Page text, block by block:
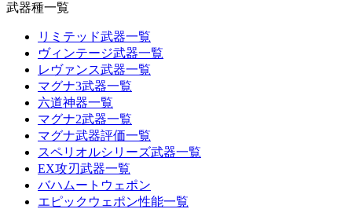
武器種一覧
リミテッド武器一覧
ヴィンテージ武器一覧
レヴァンス武器一覧
マグナ3武器一覧
六道神器一覧
マグナ2武器一覧
マグナ武器評価一覧
スペリオルシリーズ武器一覧
EX攻刃武器一覧
バハムートウェポン
エピックウェポン性能一覧